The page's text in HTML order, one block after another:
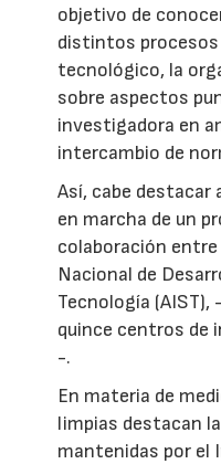
objetivo de
distintos procesos
tecnológico, la
sobre aspectos
investigadora en
intercambio de
Así, cabe destacar
en marcha de un
colaboración
Nacional de
Tecnología
quince centros de
-.
En materia de
limpias destacan
mantenidas por